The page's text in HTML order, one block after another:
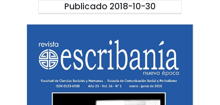
Publicado 2018-10-30